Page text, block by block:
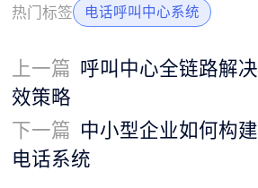
热门标签 电话呼叫中心系统
上一篇 呼叫中心全链路解
效策略
下一篇 中小型企业如何构
电话系统